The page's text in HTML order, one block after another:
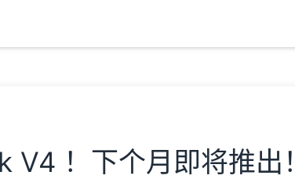
V4 ！下个月即将推出！